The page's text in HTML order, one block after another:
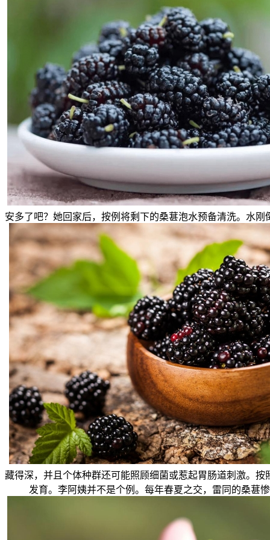
安多了吧？她回家后，按例将剩下的桑葚泡水预备清洗。水
藏得深，并且个体种群还可能照顾细菌或惹起胃肠道刺激。
发育。李阿姨并不是个例。每年春夏之交，雷同的桑葚